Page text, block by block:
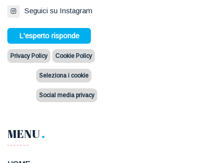
Seguici su Instagram
L'esperto risponde
Privacy Policy Cookie Policy
Seleziona i cookie
Social media privacy
MENU